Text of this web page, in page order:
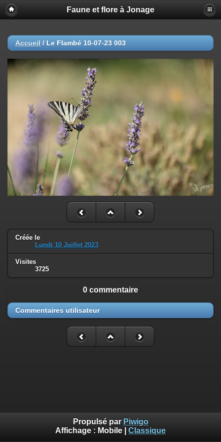
Faune et flore à Jonage
Accueil / Le Flambé 10-07-23 003
Créée le
Lundi 10 Juillet 2023
Visites
3725
0 commentaire
Commentaires utilisateur
Propulsé par Piwigo
Affichage : Mobile Classique